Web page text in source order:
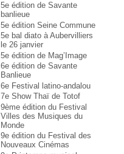
5e édition de Savante
banlieue
5e édition Seine Commune
5e bal diato à Aubervilliers
le 26 janvier
5e édition de Mag’Image
6e édition de Savante
Banlieue
6e Festival latino-andalou
7e Show Thaï de Totof
9ème édition du Festival
Villes des Musiques du
Monde
9e édition du Festival des
Nouveaux Cinémas